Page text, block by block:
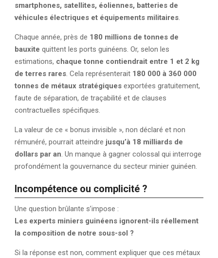
smartphones, satellites, éoliennes, batteries de
véhicules électriques et équipements militaires.
Chaque année, près de 180 millions de tonnes de
bauxite quittent les ports guinéens. Or, selon les
estimations, chaque tonne contiendrait entre 1 et 2 kg
de terres rares. Cela représenterait 180 000 à 360 000
tonnes de métaux stratégiques exportées gratuitement,
faute de séparation, de traçabilité et de clauses
contractuelles spécifiques.
La valeur de ce « bonus invisible », non déclaré et non
rémunéré, pourrait atteindre jusqu’à 18 milliards de
dollars par an. Un manque à gagner colossal qui interroge
profondément la gouvernance du secteur minier guinéen.
Incompétence ou complicité ?
Une question brûlante s’impose :
Les experts miniers guinéens ignorent-ils réellement
la composition de notre sous-sol ?
Si la réponse est non, comment expliquer que ces métaux